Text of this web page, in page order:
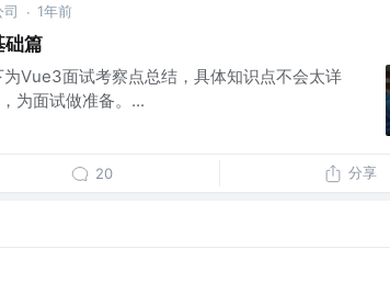
· 1年前
篇
Vue3面试考察点总结，具体知识点不会太详
为面试做准备。...
20 分享